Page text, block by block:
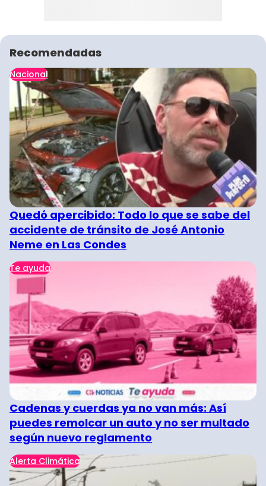
Recomendadas
Nacional
Quedó apercibido: Todo lo que se sabe del
accidente de tránsito de José Antonio
Neme en Las Condes
Te ayuda
Cadenas y cuerdas ya no van más: Así
puedes remolcar un auto y no ser multado
según nuevo reglamento
Alerta Climática